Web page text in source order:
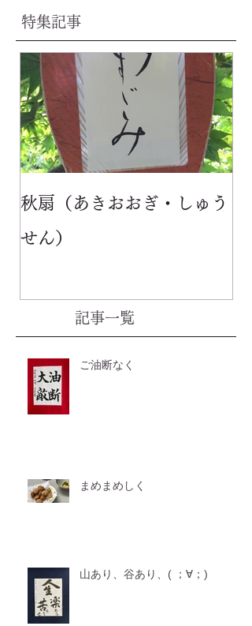
特集記事
秋扇（あきおおぎ・しゅう
せん）
記事一覧
ご油断なく
まめまめしく
山あり、谷あり、( ；∀；)